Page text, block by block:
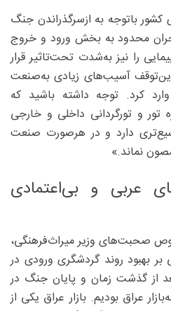
باتوجه به ‌ازسرگذراندن جنگ
محدود به ‌بخش ورود و خروج
را نیز به‌شدت تحت‌تاثیر قرار
آسیب‌های زیادی به‌صنعت
کرد. توجه داشته باشید که
و تورگردانی داخلی و خارجی
دارد و در هرصورت صنعت
نماند.»
عربی و بی‌اعتمادی
صحبت‌های وزیر میراث‌فرهنگی،
بهبود روند گردشگری ورودی در
از گذشت زمان و پایان جنگ در
عراق بودیم. بازار عراق یکی از